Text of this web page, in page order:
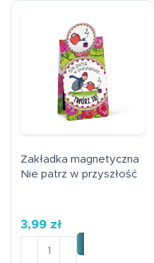
Zakładka magnetyczna
Nie patrz w przyszłość
3,99 zł